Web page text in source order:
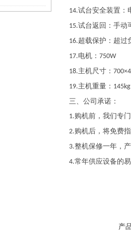
14.试台安全装置：
15.试台返回：手动
16.超载保护：超过
17.电机： 750W
18.主机尺寸：
19.主机重量： 145kg
三、 公司承诺：
1.购机前，我们专
2.购机后，将免费
3.整机保修一年，
4.常年供应设备的
产